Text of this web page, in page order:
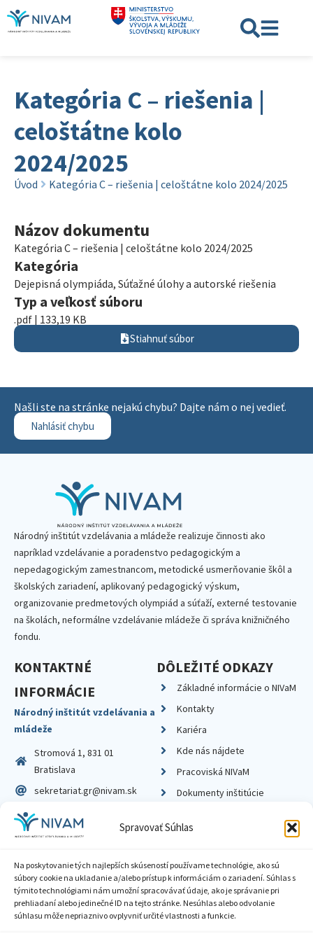
Spravovať Súhlas
Na poskytovanie tých najlepších skúseností používame technológie, ako sú
súbory cookie na ukladanie a/alebo prístup k informáciám o zariadení. Súhlas s
týmito technológiami nám umožní spracovávať údaje, ako je správanie pri
prehliadaní alebo jedinečné ID na tejto stránke. Nesúhlas alebo odvolanie
súhlasu môže nepriaznivo ovplyvniť určité vlastnosti a funkcie.
Kategória C – riešenia |
celoštátne kolo
2024/2025
Úvod Kategória C – riešenia | celoštátne kolo 2024/2025
Názov dokumentu
Kategória C – riešenia | celoštátne kolo 2024/2025
Kategória
Dejepisná olympiáda, Súťažné úlohy a autorské riešenia
Typ a veľkosť súboru
.pdf | 133,19 KB
Stiahnuť súbor
Našli ste na stránke nejakú chybu? Dajte nám o nej vedieť.
Nahlásiť chybu
Národný inštitút vzdelávania a mládeže realizuje činnosti ako
napríklad vzdelávanie a poradenstvo pedagogickým a
nepedagogickým zamestnancom, metodické usmerňovanie škôl a
školských zariadení, aplikovaný pedagogický výskum,
organizovanie predmetových olympiád a súťaží, externé testovanie
na školách, neformálne vzdelávanie mládeže či správa knižničného
fondu.
KONTAKTNÉ
INFORMÁCIE
Národný inštitút vzdelávania a
mládeže
Stromová 1, 831 01
Bratislava
sekretariat.gr@nivam.sk
IČO: 00164348
DIČ: 2020798714
DÔLEŽITÉ ODKAZY
Základné informácie o NIVaM
Kontakty
Kariéra
Kde nás nájdete
Pracoviská NIVaM
Dokumenty inštitúcie
Zásady ochrany súkromia